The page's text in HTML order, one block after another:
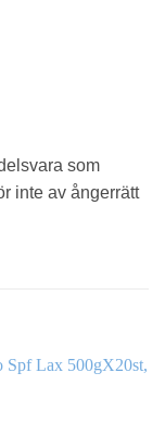
som
inte av ångerrätt